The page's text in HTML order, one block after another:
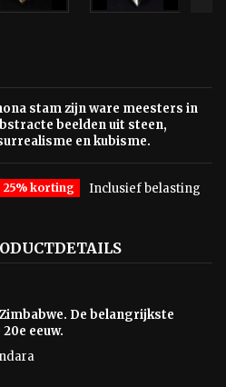
stam zijn ware meesters in
beelden uit steen,
en kubisme.
25% korting Inclusief belasting
De belangrijkste
eeuw.